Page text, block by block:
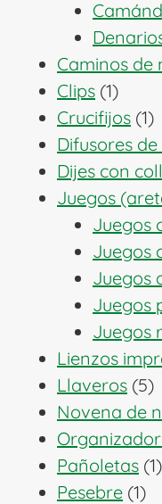
Caminos de
Clips 11
Crucifijos 11
Difusores
Dijes con
Juegos
Juegos
Juegos
Juegos
Juegos
Juegos
Lienzos
Llaveros 55
Novena de
Pañoletas 11
Pesebre 11